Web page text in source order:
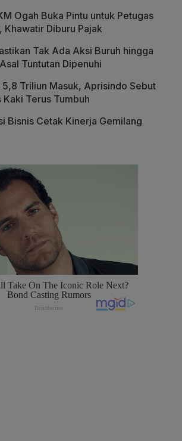
Ogah Buka Pintu untuk Petugas
Khawatir Diburu Pajak
Tak Ada Aksi Buruh hingga
Tuntutan Dipenuhi
5,8 Triliun Masuk, Aprisindo Sebut
Kaki Terus Tumbuh
Bisnis Cetak Kinerja Gemilang